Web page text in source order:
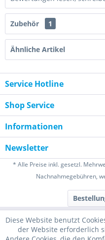
Zubehör 1
Ähnliche Artikel
Service Hotline
Shop Service
Informationen
Newsletter
* Alle Preise inkl. gesetzl.
Nachnahmegebühren,
Diese Website benutzt
der Website erforderlich